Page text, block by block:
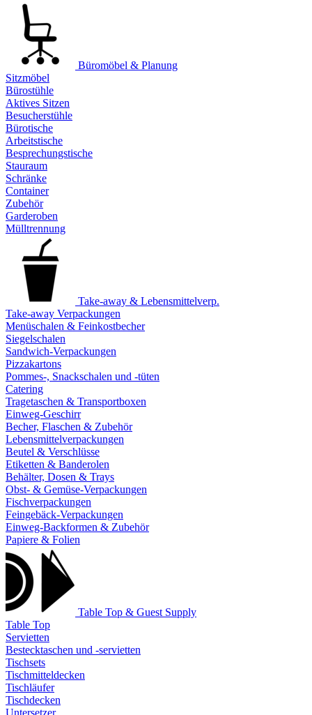
Büromöbel & Planung
Sitzmöbel
Bürostühle
Aktives Sitzen
Besucherstühle
Bürotische
Arbeitstische
Besprechungstische
Stauraum
Schränke
Container
Zubehör
Garderoben
Mülltrennung
Take-away & Lebensmittelverp.
Take-away Verpackungen
Menüschalen & Feinkostbecher
Siegelschalen
Sandwich-Verpackungen
Pizzakartons
Pommes-, Snackschalen und -tüten
Catering
Tragetaschen & Transportboxen
Einweg-Geschirr
Becher, Flaschen & Zubehör
Lebensmittelverpackungen
Beutel & Verschlüsse
Etiketten & Banderolen
Behälter, Dosen & Trays
Obst- & Gemüse-Verpackungen
Fischverpackungen
Feingebäck-Verpackungen
Einweg-Backformen & Zubehör
Papiere & Folien
Table Top & Guest Supply
Table Top
Servietten
Bestecktaschen und -servietten
Tischsets
Tischmitteldecken
Tischläufer
Tischdecken